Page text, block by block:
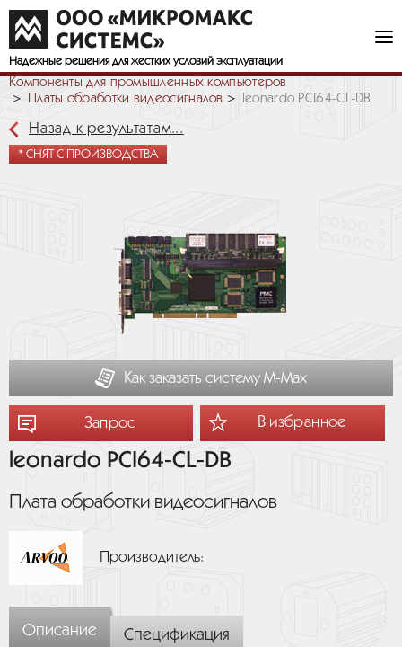
Надежные решения для жестких условий эксплуатации
Компоненты для промышленных компьютеров
Платы обработки видеосигналов
leonardo PCI64-CL-DB
Назад к результатам...
* СНЯТ С ПРОИЗВОДСТВА
Как заказать систему М-Мах
Запрос В избранное
leonardo PCI64-CL-DB
Плата обработки видеосигналов
Производитель:
Описание Спецификация